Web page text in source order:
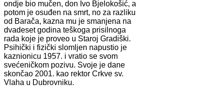
ondje bio mučen, don Ivo Bjelokošić, a
potom je osuđen na smrt, no za razliku
od Barača, kazna mu je smanjena na
dvadeset godina teškoga prisilnoga
rada koje je proveo u Staroj Gradiški.
Psihički i fizički slomljen napustio je
kaznionicu 1957. i vratio se svom
svećeničkom pozivu. Svoje je dane
skončao 2001. kao rektor Crkve sv.
Vlaha u Dubrovniku.